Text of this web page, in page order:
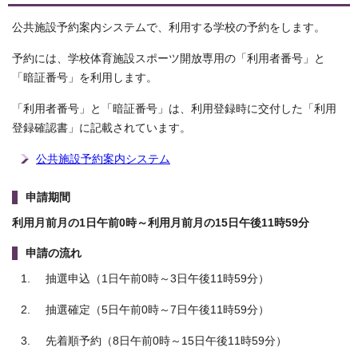
公共施設予約案内システムで、利用する学校の予約をします。
予約には、学校体育施設スポーツ開放専用の「利用者番号」と
「暗証番号」を利用します。
「利用者番号」と「暗証番号」は、利用登録時に交付した「利用
登録確認書」に記載されています。
公共施設予約案内システム
申請期間
利用月前月の1日午前0時～利用月前月の15日午後11時59分
申請の流れ
抽選申込（1日午前0時～3日午後11時59分）
抽選確定（5日午前0時～7日午後11時59分）
先着順予約（8日午前0時～15日午後11時59分）